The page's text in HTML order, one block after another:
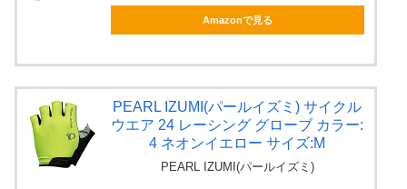
Amazonで見る
PEARL IZUMI(パールイズミ) サイクル
ウエア 24 レーシング グローブ カラー:
4 ネオンイエロー サイズ:M
PEARL IZUMI(パールイズミ)